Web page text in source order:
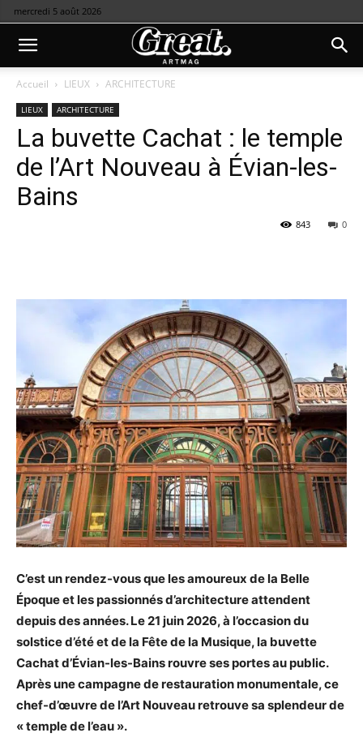
mercredi 5 août 2026
Accueil LIEUX ARCHITECTURE
LIEUX ARCHITECTURE
La buvette Cachat : le temple
de l’Art Nouveau à Évian-les-
Bains
0
843
C’est un rendez-vous que les amoureux de la Belle
Époque et les passionnés d’architecture attendent
depuis des années. Le 21 juin 2026, à l’occasion du
solstice d’été et de la Fête de la Musique, la buvette
Cachat d’Évian-les-Bains rouvre ses portes au public.
Après une campagne de restauration monumentale, ce
chef-d’œuvre de l’Art Nouveau retrouve sa splendeur de
« temple de l’eau ».